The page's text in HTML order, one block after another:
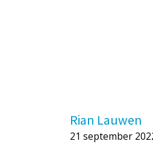
Rian Lauwen
21 september